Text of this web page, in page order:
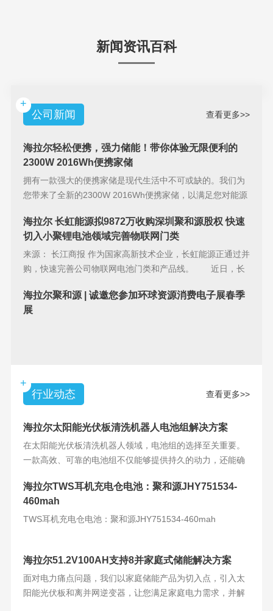
新闻资讯百科
+
公司新闻
查看更多>>
海拉尔轻松便携，强力储能！带你体验无限便利的
2300W 2016Wh便携家储
拥有一款强大的便携家储是现代生活中不可或缺的。我们为
您带来了全新的2300W 2016Wh便携家储，以满足您对能源
海拉尔 长虹能源拟9872万收购深圳聚和源股权 快速
切入小聚锂电池领域完善物联网门类
来源： 长江商报 作为国家高新技术企业，长虹能源正通过并
购，快速完善公司物联网电池门类和产品线。 近日，长
海拉尔聚和源 | 诚邀您参加环球资源消费电子展春季
展
+
行业动态
查看更多>>
海拉尔太阳能光伏板清洗机器人电池组解决方案
在太阳能光伏板清洗机器人领域，电池组的选择至关重要。
一款高效、可靠的电池组不仅能够提供持久的动力，还能确
海拉尔TWS耳机充电仓电池：聚和源JHY751534-
460mah
TWS耳机充电仓电池：聚和源JHY751534-460mah
海拉尔51.2V100AH支持8并家庭式储能解决方案
面对电力痛点问题，我们以家庭储能产品为切入点，引入太
阳能光伏板和离并网逆变器，让您满足家庭电力需求，并解